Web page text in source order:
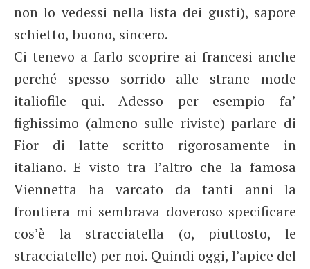
non lo vedessi nella lista dei gusti), sapore
schietto, buono, sincero.
Ci tenevo a farlo scoprire ai francesi anche
perché spesso sorrido alle strane mode
italiofile qui. Adesso per esempio fa’
fighissimo (almeno sulle riviste) parlare di
Fior di latte scritto rigorosamente in
italiano. E visto tra l’altro che la famosa
Viennetta ha varcato da tanti anni la
frontiera mi sembrava doveroso specificare
cos’è la stracciatella (o, piuttosto, le
stracciatelle) per noi. Quindi oggi, l’apice del